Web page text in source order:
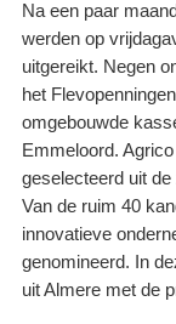
Na een paar
werden op
uitgereikt. Negen
het
omgebouwde
Emmeloord.
geselecteerd uit
Van de ruim 40
innovatieve
genomineerd. In
uit Almere met de